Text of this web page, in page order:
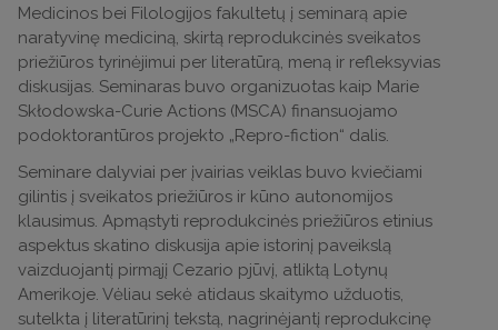
Medicinos bei Filologijos fakultetų į seminarą apie
naratyvinę mediciną, skirtą reprodukcinės sveikatos
priežiūros tyrinėjimui per literatūrą, meną ir refleksyvias
diskusijas. Seminaras buvo organizuotas kaip Marie
Skłodowska-Curie Actions (MSCA) finansuojamo
podoktorantūros projekto „Repro-fiction“ dalis.
Seminare dalyviai per įvairias veiklas buvo kviečiami
gilintis į sveikatos priežiūros ir kūno autonomijos
klausimus. Apmąstyti reprodukcinės priežiūros etinius
aspektus skatino diskusija apie istorinį paveikslą
vaizduojantį pirmąjį Cezario pjūvį, atliktą Lotynų
Amerikoje. Vėliau sekė atidaus skaitymo užduotis,
sutelkta į literatūrinį tekstą, nagrinėjantį reprodukcinę